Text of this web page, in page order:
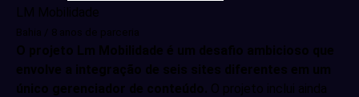
LM Mobilidade
Bahia / 8 anos de parceria
O projeto Lm Mobilidade é um desafio ambicioso que
envolve a integração de seis sites diferentes em um
único gerenciador de conteúdo. O projeto inclui ainda